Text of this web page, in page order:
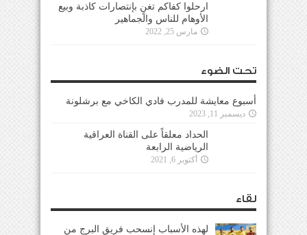
ارحلوا كفاكم تغنٍ بإنتصارات كاذبة وبيع
الأوهام للناس والجماهير
مارس 25, 2022
تحت الضوء
أسبوع معايشة للمدرب فادي الكاخي مع برشلونة
ديسمبر 11, 2023
الحداد معلقاً على القناة العراقية
الرياضية الرابعة
أكتوبر 6, 2021
لقاء
لهذه الأسباب إنسحب فريق البرج من